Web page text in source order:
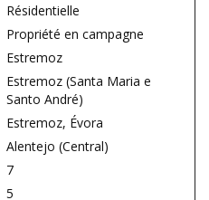
Résidentielle
Propriété en campagne
Estremoz
Estremoz (Santa Maria e
Santo André)
Estremoz, Évora
Alentejo (Central)
7
5